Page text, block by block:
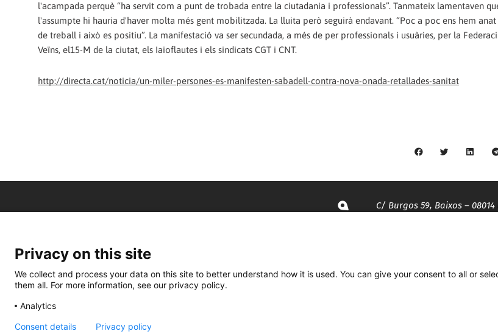
l'acampada perquè “ha servit com a punt de trobada entre la ciutadania i professionals”. Tanmateix lamentaven
l'assumpte hi hauria d'haver molta més gent mobilitzada. La lluita però seguirà endavant. “Poc a poc ens hem
de treball i això es positiu”. La manifestació va ser secundada, a més de per professionals i usuàries, per la
Veïns, el15-M de la ciutat, els Iaioflautes i els sindicats CGT i CNT.
http://directa.cat/noticia/un-miler-persones-es-manifesten-sabadell-contra-nova-onada-retallades-sanitat
C/ Burgos 59, Baixos –
935 120 481
Privacy on this site
We collect and process your data on this site to better understand how it is used. You can give your consent to all or
them all. For more information, see our privacy policy.
Analytics
Consent details Privacy policy